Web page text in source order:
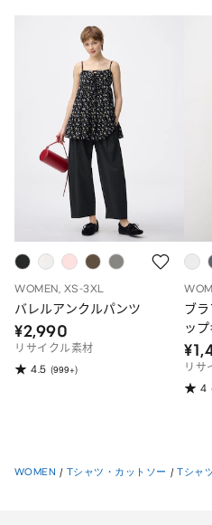
WOMEN, XS-3XL
バレルアンクルパンツ
¥2,990
リサイクル素材
4.5 (999+)
ブ
ッ
リサ
4
WOMEN / Tシャツ・カットソー / Tシャ